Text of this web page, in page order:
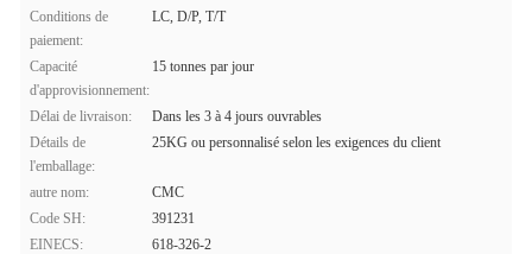
Conditions de
paiement:
LC, D/P, T/T
Capacité
d'approvisionnement:
15 tonnes par jour
Délai de livraison:
Dans les 3 à 4 jours ouvrables
Détails de
l'emballage:
25KG ou personnalisé selon les exigences du client
autre nom:
CMC
Code SH:
391231
EINECS:
618-326-2